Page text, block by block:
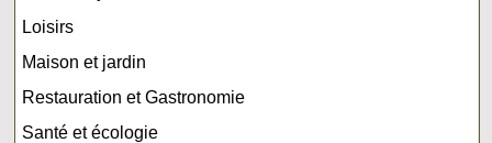
Loisirs
Maison et jardin
Restauration et Gastronomie
Santé et écologie